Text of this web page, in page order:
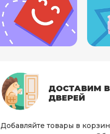
ДОСТАВИМ
ДВЕРЕЙ
Добавляйте товары в
и ингредиенты для
и уксус